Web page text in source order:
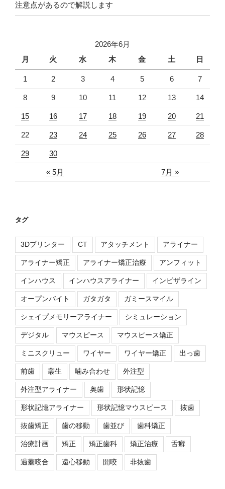
注意点があるので解説します
2026年6月
月
火 水 木 金 土 日
« 5月 7月 »
1 2 3 4 5 6 7
8 9 10 11 12 13 14
15 16 17 18 19 20 21
22 23 24 25 26 27 28
29 30
タグ
3Dプリンター CT アタッチメント アライナー
アライナー矯正 アライナー矯正治療 アンフィット
インハウス インハウスアライナー インビザライン
オープンバイト ガタガタ ガミースマイル
シェイプメモリーアライナー シミュレーション
デジタル マウスピース マウスピース矯正
ミニスクリュー ワイヤー ワイヤー矯正 出っ歯
前歯 叢生 噛み合わせ 外注型
外注型アライナー 奥歯 形状記憶
形状記憶アライナー 形状記憶マウスピース 抜歯
抜歯矯正 歯の移動 歯並び 歯科矯正
治療計画 矯正 矯正歯科 矯正治療 舌癖
過蓋咬合 遠心移動 開咬 非抜歯